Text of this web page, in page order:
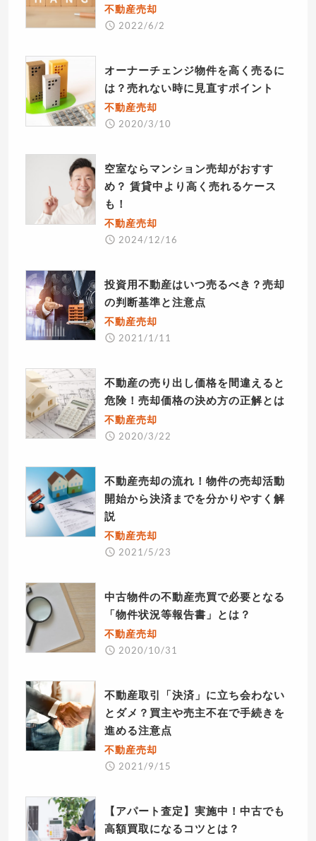
不動産売却
2022/6/2
オーナーチェンジ物件を高く売るに
は？売れない時に見直すポイント
不動産売却
2020/3/10
空室ならマンション売却がおすす
め？ 賃貸中より高く売れるケース
も！
不動産売却
2024/12/16
投資用不動産はいつ売るべき？売却
の判断基準と注意点
不動産売却
2021/1/11
不動産の売り出し価格を間違えると
危険！売却価格の決め方の正解とは
不動産売却
2020/3/22
不動産売却の流れ！物件の売却活動
開始から決済までを分かりやすく解
説
不動産売却
2021/5/23
中古物件の不動産売買で必要となる
「物件状況等報告書」とは？
不動産売却
2020/10/31
不動産取引「決済」に立ち会わない
とダメ？買主や売主不在で手続きを
進める注意点
不動産売却
2021/9/15
【アパート査定】実施中！中古でも
高額買取になるコツとは？